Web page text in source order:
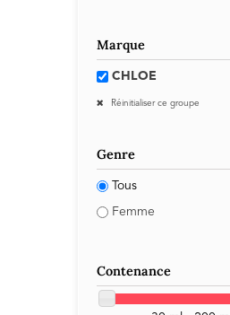
Marque
CHLOE
Réinitialiser ce groupe
Genre
Tous
Femme
Contenance